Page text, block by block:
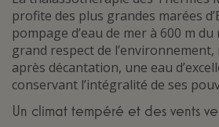
profite des plus grandes marées
pompage d’eau de mer à 600 m
grand respect de
après décantation, une eau
conservant l’intégralité de ses
Un climat tempéré et des vents